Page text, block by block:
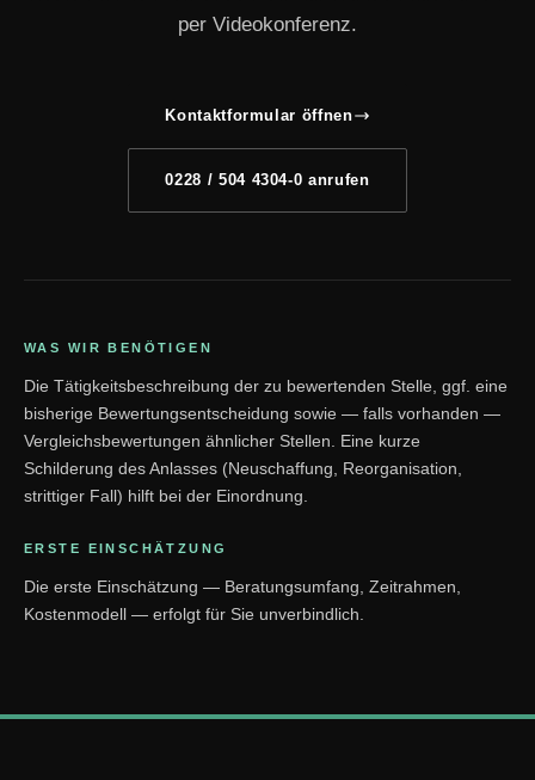
per Videokonferenz.
Kontaktformular öffnen
0228 / 504 4304-0 anrufen
WAS WIR BENÖTIGEN
Die Tätigkeitsbeschreibung der zu bewertenden Stelle, ggf. eine
bisherige Bewertungsentscheidung sowie — falls vorhanden —
Vergleichsbewertungen ähnlicher Stellen. Eine kurze
Schilderung des Anlasses (Neuschaffung, Reorganisation,
strittiger Fall) hilft bei der Einordnung.
ERSTE EINSCHÄTZUNG
Die erste Einschätzung — Beratungsumfang, Zeitrahmen,
Kostenmodell — erfolgt für Sie unverbindlich.